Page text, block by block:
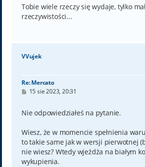
t
Tobie wiele rzeczy się wydaje, tylko
rzeczywistości...
VVujek
Re: Mercato
P
t
15 sie 2023, 20:31
Nie odpowiedziałeś na pytanie.
Wiesz, że w momencie spełnienia
to takie same jak w wersji pierwotnej
nie wiesz? Wtedy wjeżdża na białym
wykupienia.